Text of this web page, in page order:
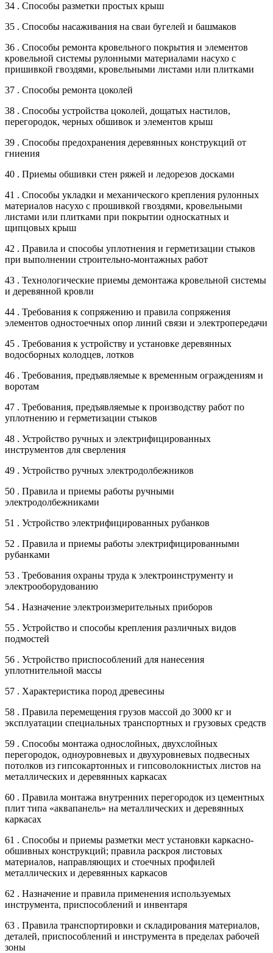
34 . Способы разметки простых крыш
35 . Способы насаживания на сваи бугелей и башмаков
36 . Способы ремонта кровельного покрытия и элементов
кровельной системы рулонными материалами насухо с
пришивкой гвоздями, кровельными листами или плитками
37 . Способы ремонта цоколей
38 . Способы устройства цоколей, дощатых настилов,
перегородок, черных обшивок и элементов крыш
39 . Способы предохранения деревянных конструкций от
гниения
40 . Приемы обшивки стен ряжей и ледорезов досками
41 . Способы укладки и механического крепления рулонных
материалов насухо с прошивкой гвоздями, кровельными
листами или плитками при покрытии односкатных и
щипцовых крыш
42 . Правила и способы уплотнения и герметизации стыков
при выполнении строительно-монтажных работ
43 . Технологические приемы демонтажа кровельной системы
и деревянной кровли
44 . Требования к сопряжению и правила сопряжения
элементов одностоечных опор линий связи и электропередачи
45 . Требования к устройству и установке деревянных
водосборных колодцев, лотков
46 . Требования, предъявляемые к временным ограждениям и
воротам
47 . Требования, предъявляемые к производству работ по
уплотнению и герметизации стыков
48 . Устройство ручных и электрифицированных
инструментов для сверления
49 . Устройство ручных электродолбежников
50 . Правила и приемы работы ручными
электродолбежниками
51 . Устройство электрифицированных рубанков
52 . Правила и приемы работы электрифицированными
рубанками
53 . Требования охраны труда к электроинструменту и
электрооборудованию
54 . Назначение электроизмерительных приборов
55 . Устройство и способы крепления различных видов
подмостей
56 . Устройство приспособлений для нанесения
уплотнительной массы
57 . Характеристика пород древесины
58 . Правила перемещения грузов массой до 3000 кг и
эксплуатации специальных транспортных и грузовых средств
59 . Способы монтажа однослойных, двухслойных
перегородок, одноуровневых и двухуровневых подвесных
потолков из гипсокартонных и гипсоволокнистых листов на
металлических и деревянных каркасах
60 . Правила монтажа внутренних перегородок из цементных
плит типа «аквапанель» на металлических и деревянных
каркасах
61 . Способы и приемы разметки мест установки каркасно-
обшивных конструкций; правила раскроя листовых
материалов, направляющих и стоечных профилей
металлических и деревянных каркасов
62 . Назначение и правила применения используемых
инструмента, приспособлений и инвентаря
63 . Правила транспортировки и складирования материалов,
деталей, приспособлений и инструмента в пределах рабочей
зоны